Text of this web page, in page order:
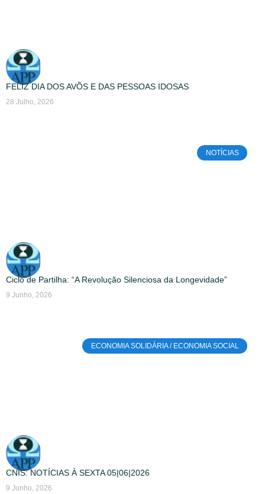
FELIZ DIA DOS AVÕS E DAS PESSOAS IDOSAS
28 Julho, 2026
NOTÍCIAS
Ciclo de Partilha: “A Revolução Silenciosa da Longevidade”
9 Junho, 2026
ECONOMIA SOLIDÁRIA / ECONOMIA SOCIAL
CNIS: NOTÍCIAS À SEXTA 05|06|2026
9 Junho, 2026